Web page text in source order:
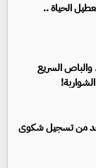
الحياة ..
والباص السريع
أحد من تسجيل شكوى